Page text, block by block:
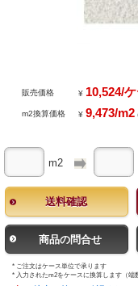
販売価格 ¥ 10,524/
m2換算価格 ¥9,473/m2
m2
送料確認
商品の問合せ
* ご注文はケース単位で承ります
* 入力されたm2をケースに換算します（端